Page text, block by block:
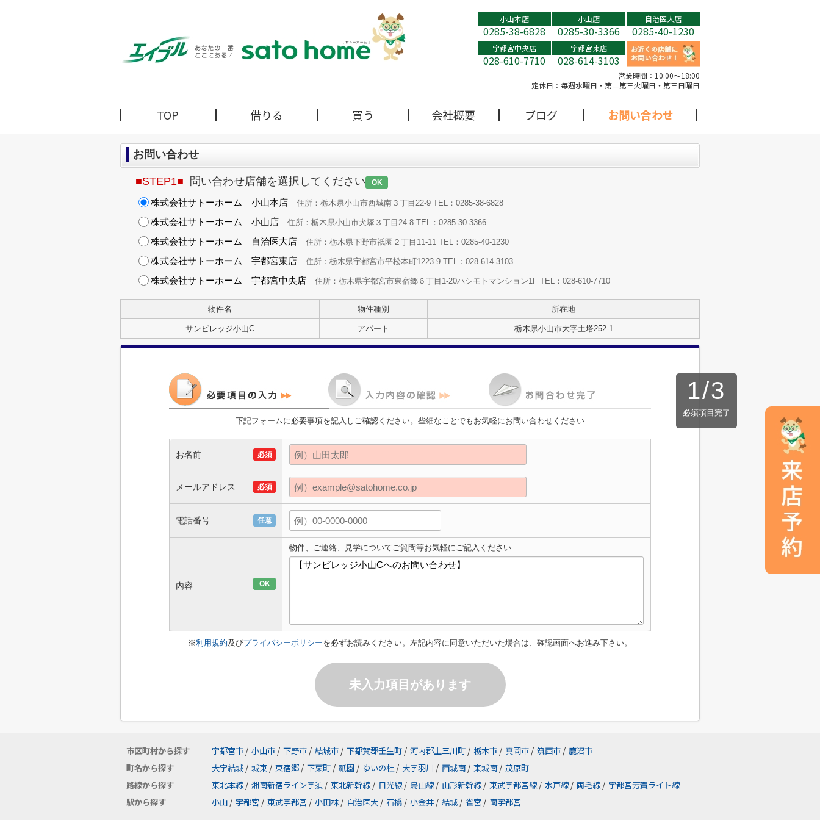
小山本店
0285-38-6828
小山店
0285-30-3366
自治医大店
0285-40-1230
宇都宮中央店
028-610-7710
宇都宮東店
028-614-3103
営業時間： 10:00～18:00
定休日： 毎週水曜日・第二第三火曜日・第三日曜日
TOP 借りる 買う 会社概要 ブログ お問い合わせ
お問い合わせ
■STEP1■ 問い合わせ店舗を選択してください OK
株式会社サトーホーム 小山本店 住所：栃木県小山市西城南３丁目22-9 TEL：0285-38-6828
株式会社サトーホーム 小山店 住所：栃木県小山市犬塚３丁目24-8 TEL：0285-30-3366
株式会社サトーホーム 自治医大店 住所：栃木県下野市祇園２丁目11-11 TEL：0285-40-1230
株式会社サトーホーム 宇都宮東店 住所：栃木県宇都宮市平松本町1223-9 TEL：028-614-3103
株式会社サトーホーム 宇都宮中央店 住所：栃木県宇都宮市東宿郷６丁目1-20ハシモトマンション1F TEL：028-610-7710
物件名 物件種別 所在地
サンビレッジ小山C アパート 栃木県小山市大字土塔252-1
1/3
必須項目完了
下記フォームに必要事項を記入しご確認ください。些細なことでもお気軽にお問い合わせください
お名前 必須
メールアドレス 必須
電話番号 任意
内容 OK
物件、ご連絡、見学についてご質問等お気軽にご記入ください
※利用規約及びプライバシーポリシーを必ずお読みください。左記内容に同意いただいた場合は、確認画面へお進み下さい。
未入力項目があります
市区町村から探す 宇都宮市 / 小山市 / 下野市 / 結城市 / 下都賀郡壬生町 / 河内郡上三川町 / 栃木市 / 真岡市 / 筑西市 / 鹿沼市
町名から探す
大字結城 / 城東 / 東宿郷 / 下栗町 / 祇園 / ゆいの杜 / 大字羽川 / 西城南 / 東城南 / 茂原町
路線から探す
東北本線 / 湘南新宿ライン宇須 / 東北新幹線 / 日光線 / 烏山線 / 山形新幹線 / 東武宇都宮線 / 水戸線 / 両毛線 / 宇都宮芳賀ライト線
駅から探す
小山 / 宇都宮 / 東武宇都宮 / 小田林 / 自治医大 / 石橋 / 小金井 / 結城 / 雀宮 / 南宇都宮